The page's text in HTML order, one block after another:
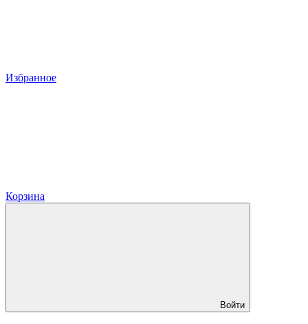
Избранное
Корзина
Войти